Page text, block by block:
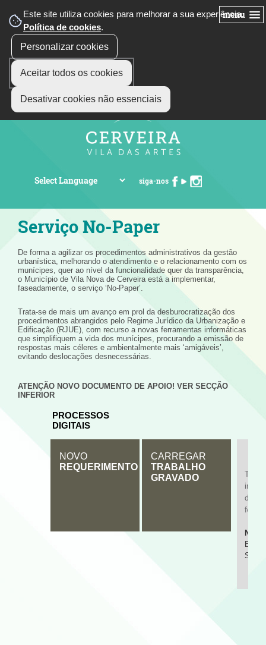
Este site utiliza cookies para melhorar a sua experiência.
Política de cookies.
Personalizar cookies
Aceitar todos os cookies
Desativar cookies não essenciais
menu
siga-nos
Serviço No-Paper
De forma a agilizar os procedimentos administrativos da gestão
urbanística, melhorando o atendimento e o relacionamento com os
munícipes, quer ao nível da funcionalidade quer da transparência,
o Município de Vila Nova de Cerveira está a implementar,
faseadamente, o serviço ‘No-Paper’.
Trata-se de mais um avanço em prol da desburocratização dos
procedimentos abrangidos pelo Regime Jurídico da Urbanização e
Edificação (RJUE), com recurso a novas ferramentas informáticas
que simplifiquem a vida dos munícipes, procurando a emissão de
respostas mais céleres e ambientalmente mais ‘amigáveis’,
evitando deslocações desnecessárias.
ATENÇÃO NOVO DOCUMENTO DE APOIO! VER SECÇÃO
INFERIOR